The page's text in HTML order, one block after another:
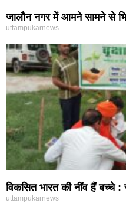
जालौन नगर में आमने सामने से
uttampukarnews
विकसित भारत की नींव हैं बच्चे
uttampukarnews